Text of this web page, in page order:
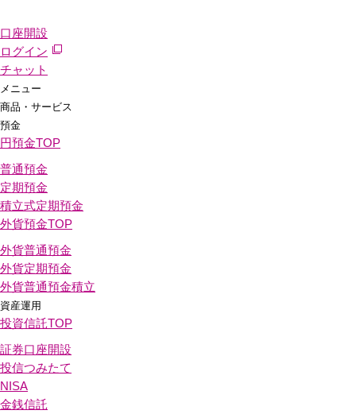
口座開設
ログイン
チャット
メニュー
商品・サービス
預金
円預金TOP
普通預金
定期預金
積立式定期預金
外貨預金TOP
外貨普通預金
外貨定期預金
外貨普通預金積立
資産運用
投資信託TOP
証券口座開設
投信つみたて
NISA
金銭信託